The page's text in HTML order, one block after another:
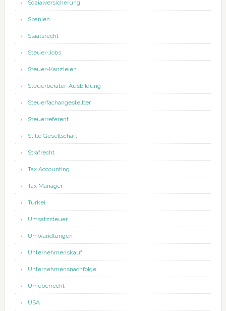
Sozialversicherung
Spanien
Staatsrecht
Steuer-Jobs
Steuer-Kanzleien
Steuerberater-Ausbildung
Steuerfachangestellter
Steuerreferent
Stille Gesellschaft
Strafrecht
Tax Accounting
Tax Manager
Türkei
Umsatzsteuer
Umwandlungen
Unternehmenskauf
Unternehmensnachfolge
Urheberrecht
USA